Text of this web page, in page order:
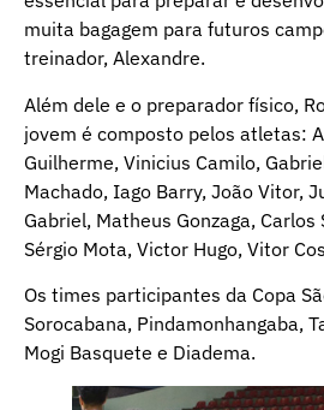
muita bagagem para futuros
treinador, Alexandre.
Além dele e o preparador físico,
jovem é composto pelos atletas:
Guilherme, Vinicius Camilo,
Machado, Iago Barry, João Vitor,
Gabriel, Matheus Gonzaga, Carlos
Sérgio Mota, Victor Hugo, Vitor
Os times participantes da Copa
Sorocabana, Pindamonhangaba,
Mogi Basquete e Diadema.